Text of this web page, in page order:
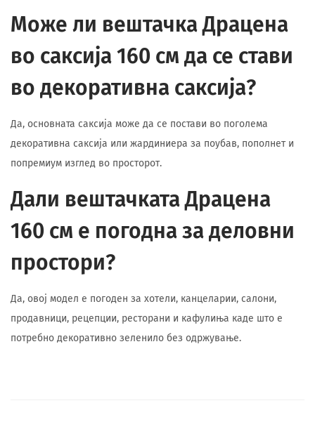
Може ли вештачка Драцена
во саксија 160 см да се стави
во декоративна саксија?
Да, основната саксија може да се постави во поголема
декоративна саксија или жардиниера за поубав, пополнет и
попремиум изглед во просторот.
Дали вештачката Драцена
160 см е погодна за деловни
простори?
Да, овој модел е погоден за хотели, канцеларии, салони,
продавници, рецепции, ресторани и кафулиња каде што е
потребно декоративно зеленило без одржување.